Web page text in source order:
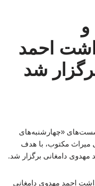
احمد
شد
«چهارشنبه‌های
میراث مکتوب، با هدف
مهدوی دامغانی برگزار شد.